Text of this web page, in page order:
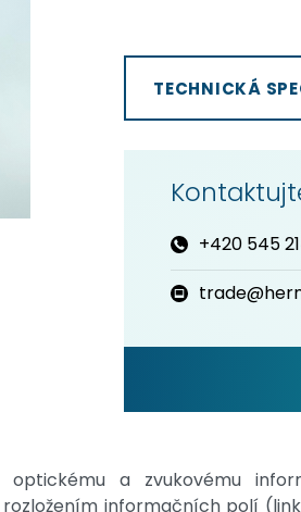
TECHNICKÁ
+420 545
a zvukovému
informačních polí